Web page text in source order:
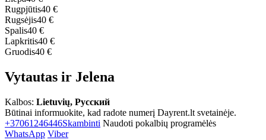
Rugpjūtis40 €
Rugsėjis40 €
Spalis40 €
Lapkritis40 €
Gruodis40 €
Vytautas ir Jelena
Kalbos: Lietuvių, Русский
Būtinai informuokite, kad radote numerį Dayrent.lt svetainėje.
+37061246446Skambinti Naudoti pokalbių programėlės
WhatsApp Viber